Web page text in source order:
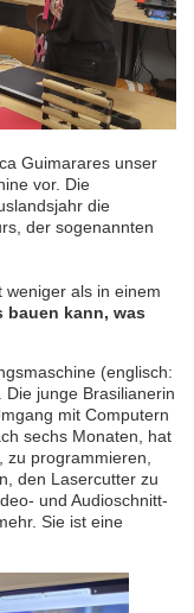
Guimarares unser
vor. Die
die
der sogenannten
weniger als in einem
bauen kann, was
(englisch:
junge Brasilianerin
mit Computern
sechs Monaten, hat
programmieren,
den Lasercutter zu
und Audioschnitt-
Sie ist eine